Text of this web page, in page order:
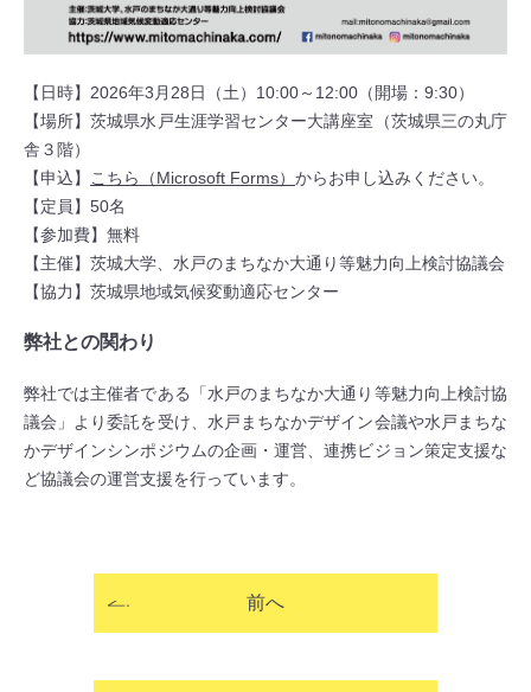
【日時】2026年3月28日（土）10:00～12:00（開場：9:30）
【場所】茨城県水戸生涯学習センター大講座室（茨城県三の丸庁
舎３階）
【申込】 こちら（Microsoft Forms） からお申し込みください。
【定員】50名
【参加費】無料
【主催】茨城大学、水戸のまちなか大通り等魅力向上検討協議会
【協力】茨城県地域気候変動適応センター
弊社との関わり
弊社では主催者である「水戸のまちなか大通り等魅力向上検討協
議会」より委託を受け、水戸まちなかデザイン会議や水戸まちな
かデザインシンポジウムの企画・運営、連携ビジョン策定支援な
ど協議会の運営支援を行っています。
前へ